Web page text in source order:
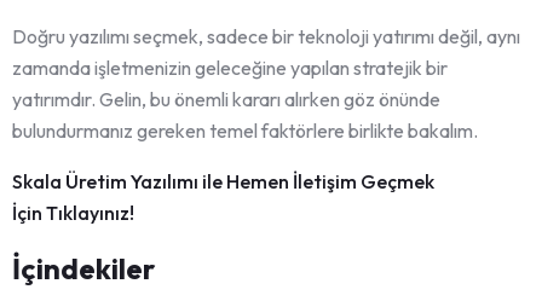
Doğru yazılımı seçmek, sadece bir teknoloji yatırımı değil, aynı
zamanda işletmenizin geleceğine yapılan stratejik bir
yatırımdır. Gelin, bu önemli kararı alırken göz önünde
bulundurmanız gereken temel faktörlere birlikte bakalım.
Skala Üretim Yazılımı ile Hemen İletişim Geçmek
İçin Tıklayınız!
İçindekiler